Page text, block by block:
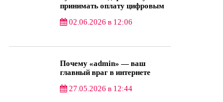
принимать оплату цифровым
02.06.2026 в 12:06
Почему «admin» — ваш
главный враг в интернете
27.05.2026 в 12:44